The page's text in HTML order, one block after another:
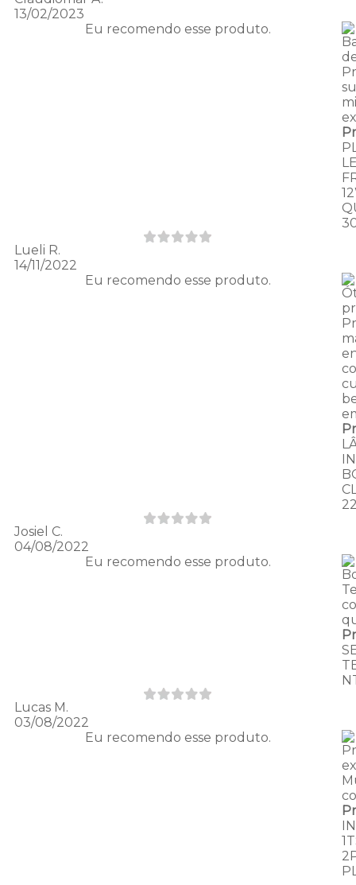
13/02/2023
Eu recomendo esse produto.
Lueli R.
14/11/2022
Eu recomendo esse produto.
Josiel C.
04/08/2022
Eu recomendo esse produto.
Lucas M.
03/08/2022
Eu recomendo esse produto.